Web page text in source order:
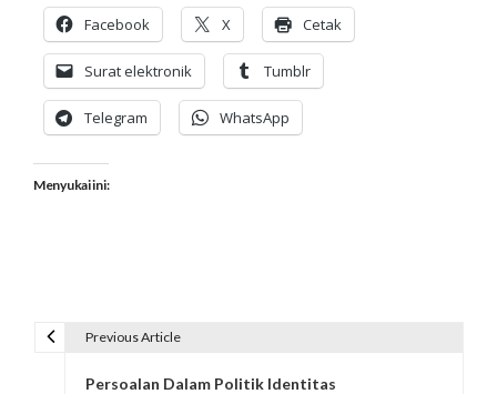
Facebook X Cetak
Surat elektronik Tumblr
Telegram WhatsApp
Menyukai ini:
Previous Article
Persoalan Dalam Politik Identitas